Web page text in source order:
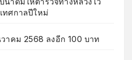
ทศกาลปีใหม่
าคม 2568 ลงอีก 100 บาท